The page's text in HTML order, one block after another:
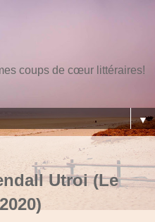
coups de cœur littéraires!
▼
Utroi (Le